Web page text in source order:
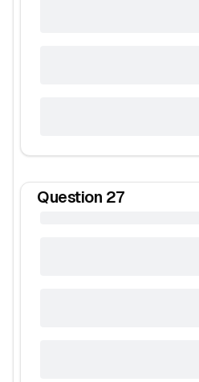
Question 27